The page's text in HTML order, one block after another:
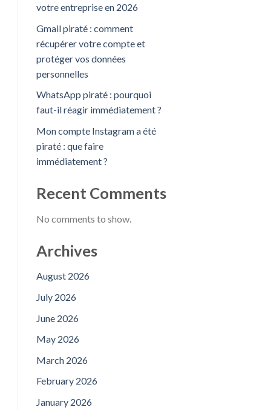
votre entreprise en 2026
Gmail piraté : comment
récupérer votre compte et
protéger vos données
personnelles
WhatsApp piraté : pourquoi
faut-il réagir immédiatement ?
Mon compte Instagram a été
piraté : que faire
immédiatement ?
Recent Comments
No comments to show.
Archives
August 2026
July 2026
June 2026
May 2026
March 2026
February 2026
January 2026